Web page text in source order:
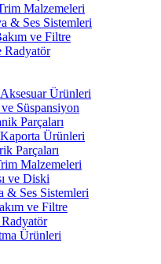
Malzemeleri
& Ses Sistemleri
ve Filtre
Radyatör
Ürünleri
Süspansiyon
Parçaları
Ürünleri
Parçaları
Malzemeleri
ve Diski
& Ses Sistemleri
ve Filtre
Ürünleri